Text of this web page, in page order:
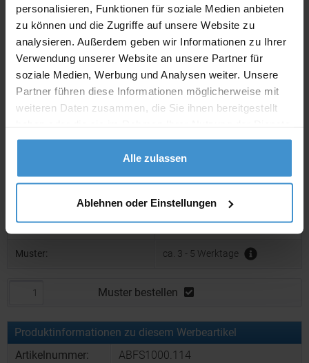
personalisieren, Funktionen für soziale Medien anbieten
zu können und die Zugriffe auf unsere Website zu
analysieren. Außerdem geben wir Informationen zu Ihrer
Verwendung unserer Website an unsere Partner für
soziale Medien, Werbung und Analysen weiter. Unsere
Partner führen diese Informationen möglicherweise mit
weiteren Daten zusammen, die Sie ihnen bereitgestellt
gesammelt haben.
Alle zulassen
Ablehnen oder Einstellungen
In den Warenkorb
Angebot drucken
Individuelle Anfrage
Artikel mit Werbeanbringung: ca. 4 - 5 Wochen
Muster mit Ihrer
der Produktion:
Muster: ca. 3 - 5 Werktage
Muster bestellen
Produktinformationen zu diesem Werbeartikel
Artikelnummer:
ABFS1000.114